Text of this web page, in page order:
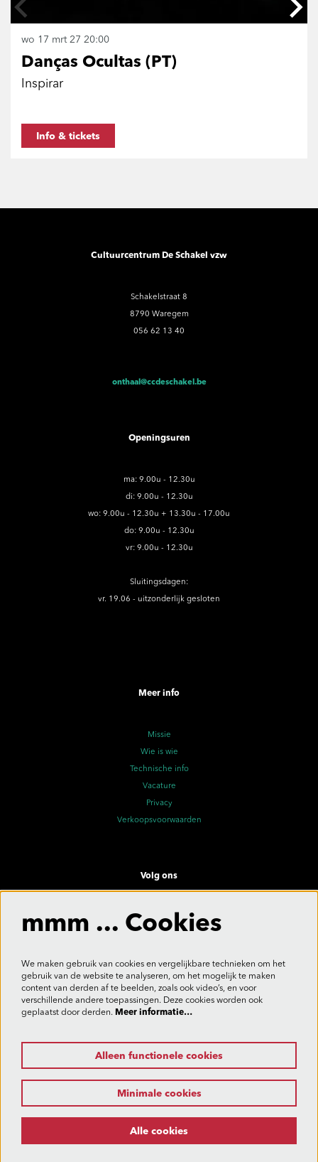
Danças Ocultas (PT)
Inspirar
wo 17 mrt 27 20:00
Info & tickets
Cultuurcentrum De Schakel vzw
Schakelstraat 8
8790 Waregem
056 62 13 40
onthaal@ccdeschakel.be
Openingsuren
ma: 9.00u - 12.30u
di: 9.00u - 12.30u
wo: 9.00u - 12.30u + 13.30u - 17.00u
do: 9.00u - 12.30u
vr: 9.00u - 12.30u
Sluitingsdagen:
vr. 19.06 - uitzonderlijk gesloten
Meer info
Missie
Wie is wie
Technische info
Vacature
Privacy
Verkoopsvoorwaarden
Volg ons
Aanmelden
Deze site wordt beschermd door reCAPTCHA, dataverwerking gebeurt in overeenstemming met de
mmm ... Cookies
We maken gebruik van cookies en vergelijkbare technieken om het
gebruik van de website te analyseren, om het mogelijk te maken
content van derden af te beelden, zoals ook video’s, en voor
verschillende andere toepassingen. Deze cookies worden ook
geplaatst door derden. Meer informatie…
Alleen functionele cookies
Minimale cookies
Alle cookies